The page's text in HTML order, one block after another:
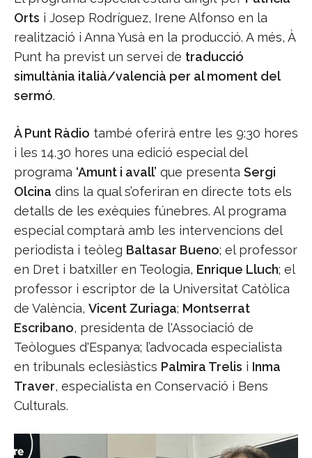
Orts i Josep Rodríguez, Irene Alfonso en la
realització i Anna Yusà en la producció. A més, À
Punt ha previst un servei de traducció
simultània italià/valencià per al moment del
sermó.
À Punt Ràdio també oferirà entre les 9:30 hores
i les 14.30 hores una edició especial del
programa ‘Amunt i avall’ que presenta Sergi
Olcina dins la qual s’oferiran en directe tots els
detalls de les exèquies fúnebres. Al programa
especial comptarà amb les intervencions del
periodista i teòleg Baltasar Bueno; el professor
en Dret i batxiller en Teologia, Enrique Lluch; el
professor i escriptor de la Universitat Catòlica
de València, Vicent Zuriaga; Montserrat
Escribano, presidenta de l'Associació de
Teòlogues d'Espanya; l’advocada especialista
en tribunals eclesiàstics Palmira Trelis i Inma
Traver, especialista en Conservació i Bens
Culturals.